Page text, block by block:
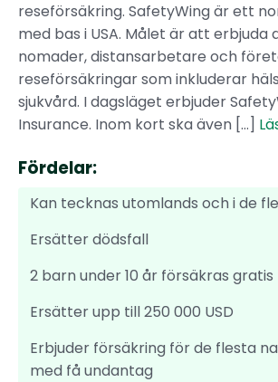
reseförsäkring. SafetyWing är ett
med bas i USA. Målet är att erbjuda
nomader, distansarbetare och
reseförsäkringar som inkluderar
sjukvård. I dagsläget erbjuder
Insurance. Inom kort ska även […]
Fördelar:
Kan tecknas utomlands och i de
Ersätter dödsfall
2 barn under 10 år försäkras gratis
Ersätter upp till 250 000 USD
Erbjuder försäkring för de flesta
med få undantag